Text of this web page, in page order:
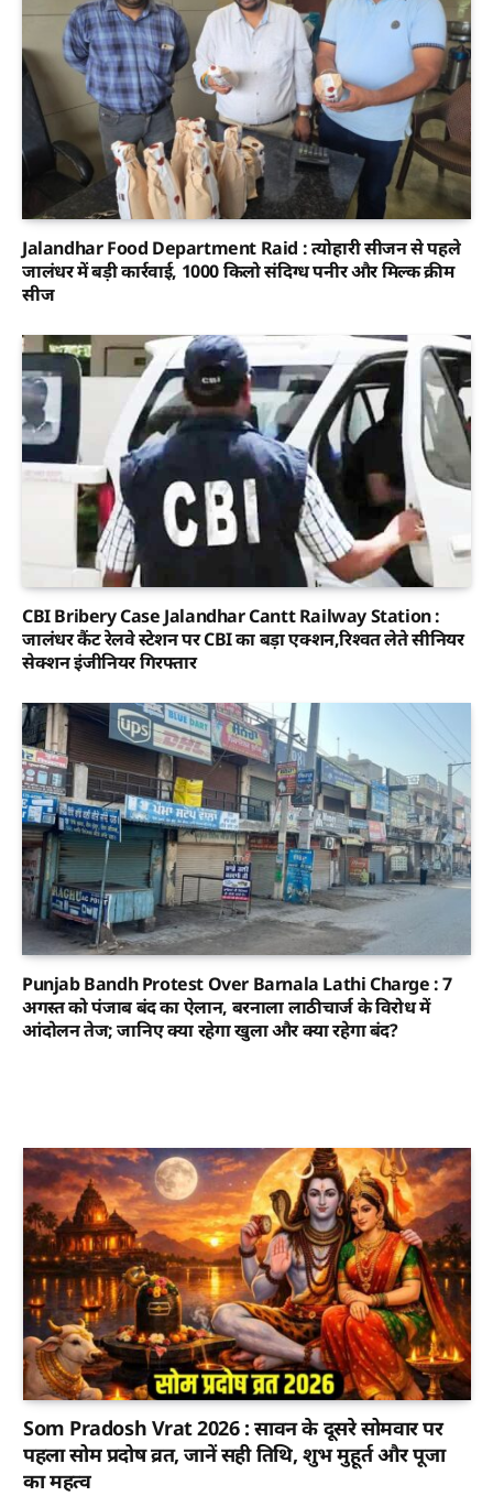
Jalandhar Food Department Raid : त्योहारी सीजन से पहले
जालंधर में बड़ी कार्रवाई, 1000 किलो संदिग्ध पनीर और मिल्क क्रीम
सीज
CBI Bribery Case Jalandhar Cantt Railway Station :
जालंधर कैंट रेलवे स्टेशन पर CBI का बड़ा एक्शन,रिश्वत लेते सीनियर
सेक्शन इंजीनियर गिरफ्तार
Punjab Bandh Protest Over Barnala Lathi Charge : 7
अगस्त को पंजाब बंद का ऐलान, बरनाला लाठीचार्ज के विरोध में
आंदोलन तेज; जानिए क्या रहेगा खुला और क्या रहेगा बंद?
Som Pradosh Vrat 2026 : सावन के दूसरे सोमवार पर
पहला सोम प्रदोष व्रत, जानें सही तिथि, शुभ मुहूर्त और पूजा
का महत्व